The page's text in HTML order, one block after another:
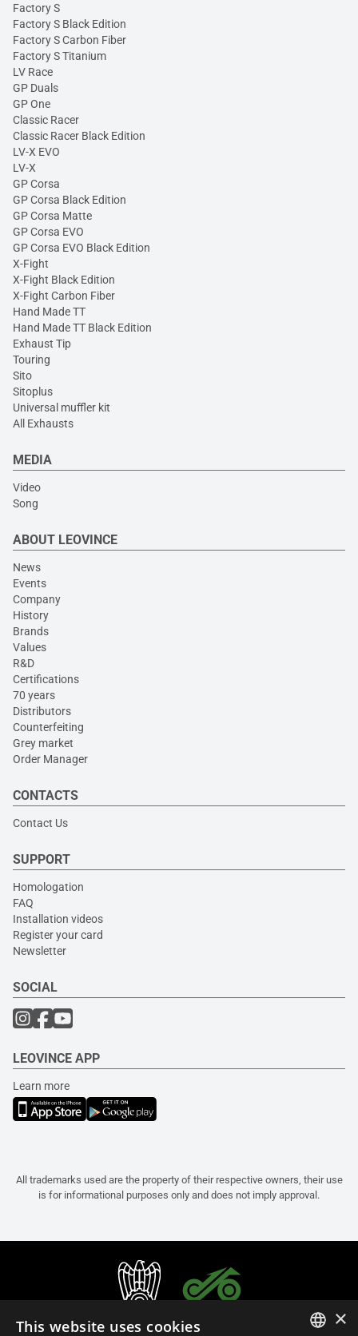
Factory S
Factory S Black Edition
Factory S Carbon Fiber
Factory S Titanium
LV Race
GP Duals
GP One
Classic Racer
Classic Racer Black Edition
LV-X EVO
LV-X
GP Corsa
GP Corsa Black Edition
GP Corsa Matte
GP Corsa EVO
GP Corsa EVO Black Edition
X-Fight
X-Fight Black Edition
X-Fight Carbon Fiber
Hand Made TT
Hand Made TT Black Edition
Exhaust Tip
Touring
Sito
Sitoplus
Universal muffler kit
All Exhausts
MEDIA
Video
Song
ABOUT LEOVINCE
News
Events
Company
History
Brands
Values
R&D
Certifications
70 years
Distributors
Counterfeiting
Grey market
Order Manager
CONTACTS
Contact Us
SUPPORT
Homologation
FAQ
Installation videos
Register your card
Newsletter
SOCIAL
LEOVINCE APP
Learn more
All trademarks used are the property of their respective owners, their use
is for informational purposes only and does not imply approval.
×
This website uses cookies